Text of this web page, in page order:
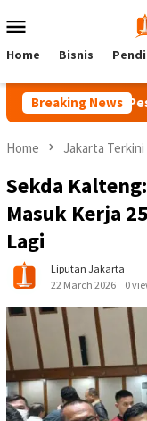
to
Menu
Home Bisnis
Breaking News
140 Peserta
Home Jakarta Terkini
Sekda
Masuk Kerja
Lagi
Liputan Jakarta
22 March 2026
0